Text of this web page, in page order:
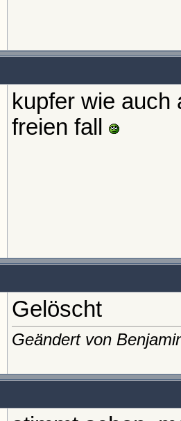
kupfer wie auch
freien fall
Gelöscht
Geändert von